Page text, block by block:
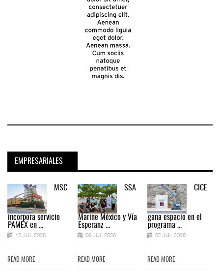
EMPRESARIALES
MSC
incorpora servicio
PAMEX en ...
12 JUL 2026
READ MORE
SSA
Marine México y Vía
Esperanz ...
06 JUL 2026
READ MORE
CICE
gana espacio en el
programa ...
02 JUL 2026
READ MORE